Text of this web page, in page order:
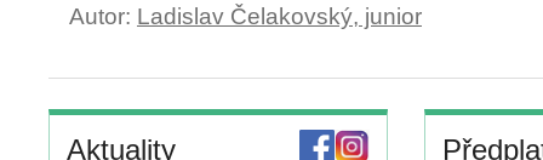
Autor: Ladislav Čelakovský, junior
Aktuality